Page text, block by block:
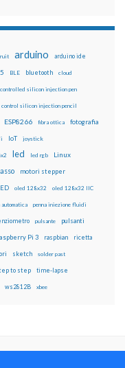
arduino arduino ide
BLE bluetooth cloud
controlled silicon injection pen
control silicon injection pencil
ESP8266 fibra ottica fotografia
IoT joystick
led led rgb Linux
motori stepper
oled 128x32 oled 128x32 IIC
automatica penna iniezione fluidi
pulsante pulsanti
Pi 3 raspbian ricetta
sketch solder past
to step time-lapse
ws2812B xbee